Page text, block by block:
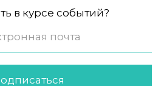
в курсе событий?